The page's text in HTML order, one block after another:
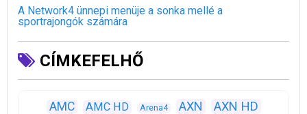
A Network4 ünnepi menüje a sonka mellé a
sportrajongók számára
CÍMKEFELHŐ
AMC AMC HD Arena4 AXN AXN HD